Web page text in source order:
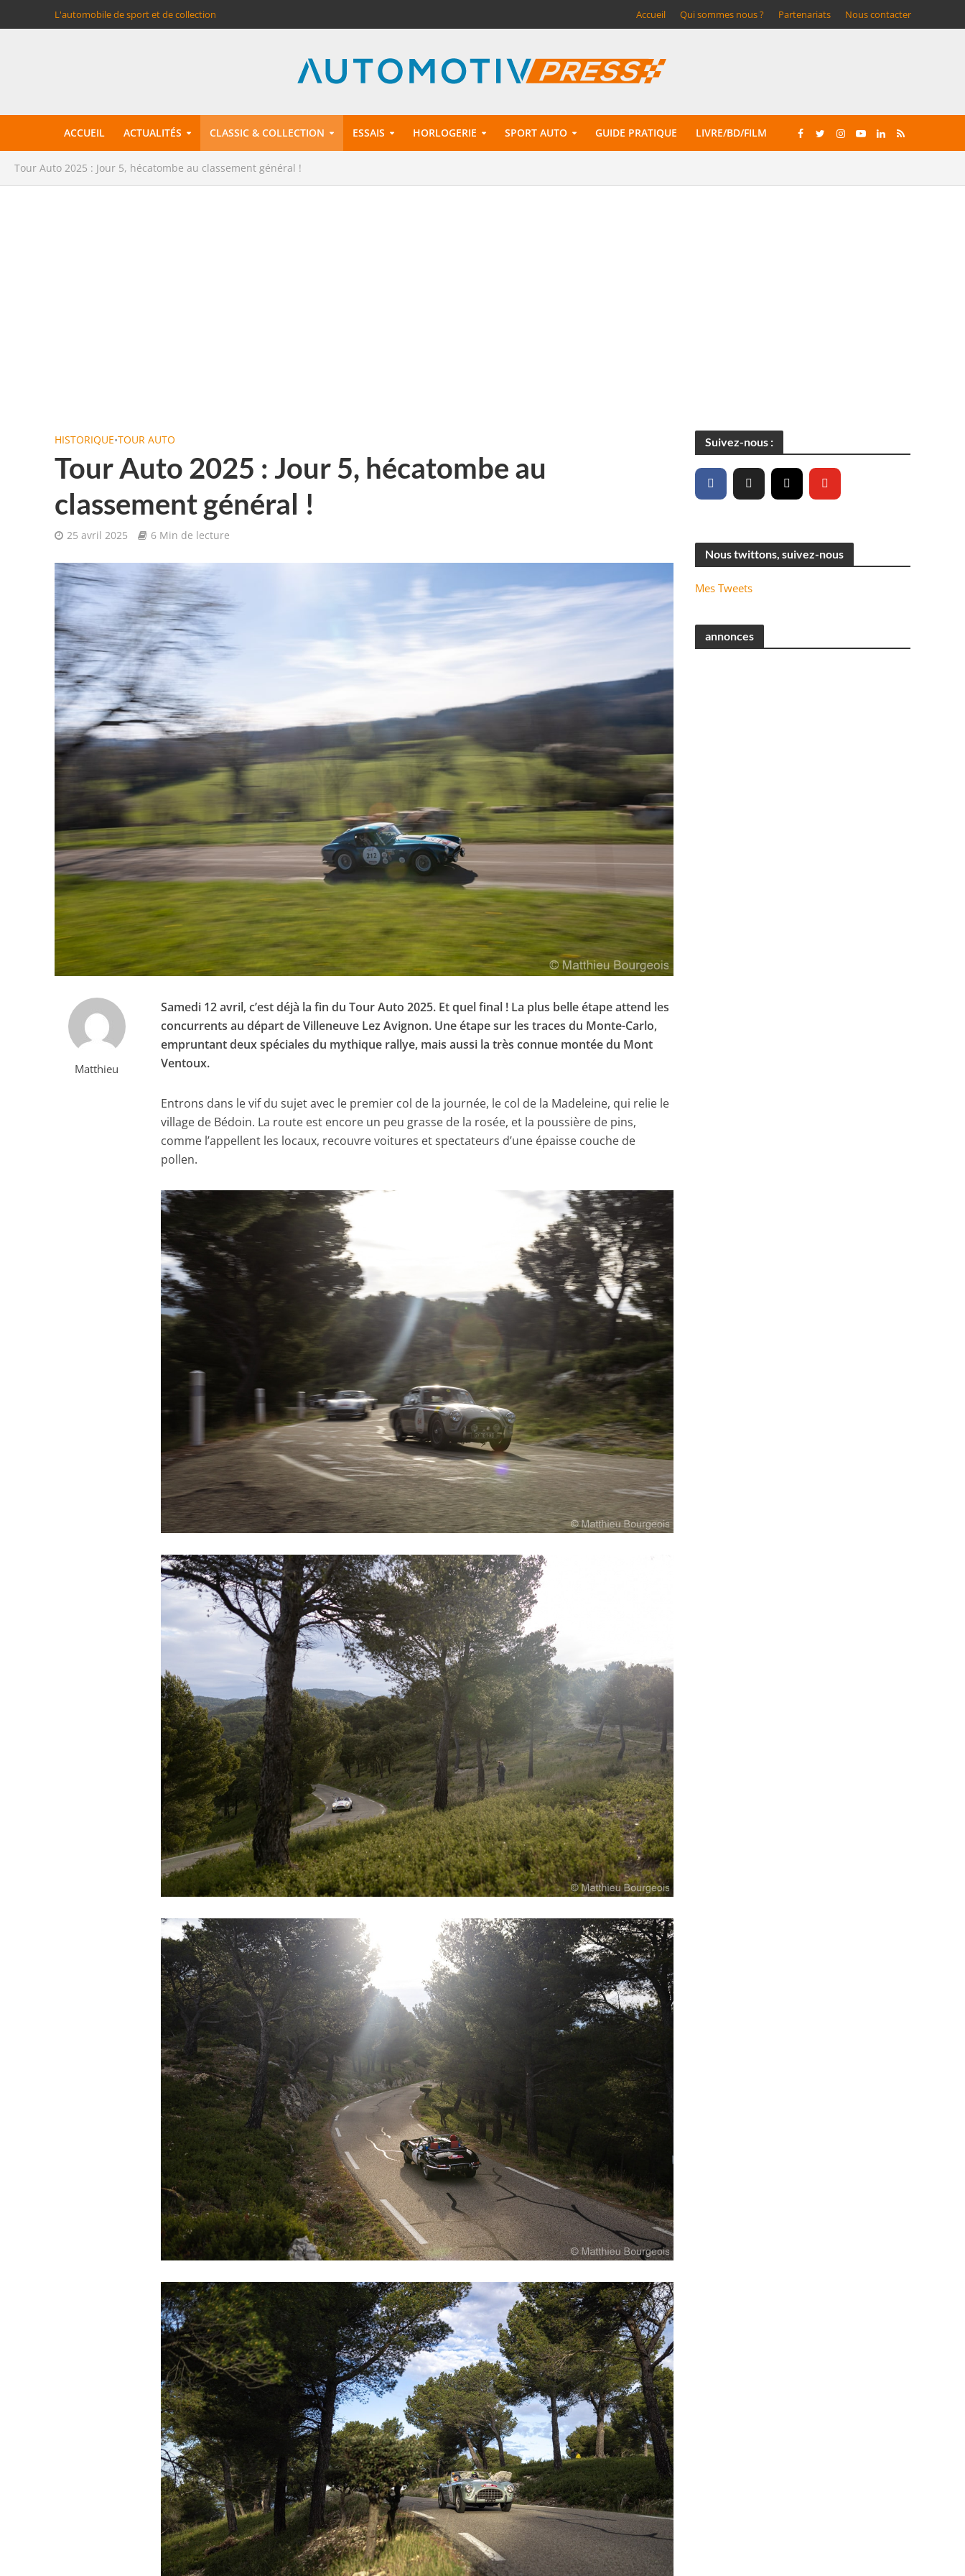
L'automobile de sport et de collection Accueil Qui sommes nous ? Partenariats Nous contacter
ACCUEIL ACTUALITÉS CLASSIC & COLLECTION ESSAIS HORLOGERIE SPORT AUTO GUIDE PRATIQUE LIVRE/BD/FILM
Tour Auto 2025 : Jour 5, hécatombe au classement général !
HISTORIQUE•TOUR AUTO
Tour Auto 2025 : Jour 5, hécatombe au
classement général !
25 avril 2025 6 Min de lecture
Matthieu
Samedi 12 avril, c’est déjà la fin du Tour Auto 2025. Et quel final ! La plus belle étape attend les
concurrents au départ de Villeneuve Lez Avignon. Une étape sur les traces du Monte-Carlo,
empruntant deux spéciales du mythique rallye, mais aussi la très connue montée du Mont
Ventoux.
Entrons dans le vif du sujet avec le premier col de la journée, le col de la Madeleine, qui relie le
village de Bédoin. La route est encore un peu grasse de la rosée, et la poussière de pins,
comme l’appellent les locaux, recouvre voitures et spectateurs d’une épaisse couche de
pollen.
Suivez-nous :
Nous twittons, suivez-nous
Mes Tweets
annonces